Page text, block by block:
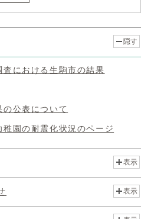
隠す
における生駒市の結果
公表について
園の耐震化状況のページ
表示
表示